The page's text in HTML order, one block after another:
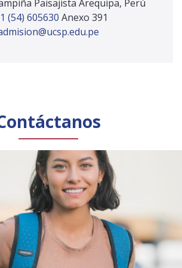
Paisajista Arequipa, Perú
(54) 605630 Anexo 391